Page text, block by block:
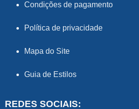
Condições de pagamento
Política de privacidade
Mapa do Site
Guia de Estilos
REDES SOCIAIS: